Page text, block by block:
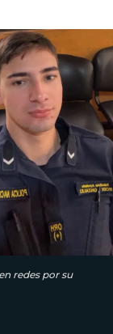
redes por su